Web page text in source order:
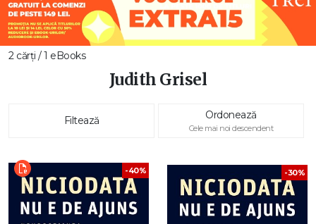
2 cărți / 1 eBooks
Judith Grisel
Filtează Ordonează
Cele mai noi descendent
-40% -30%